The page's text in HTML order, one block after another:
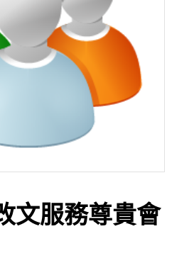
文服務尊貴會